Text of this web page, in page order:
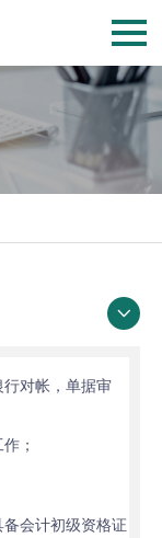
对帐，单据审
；
会计初级资格证